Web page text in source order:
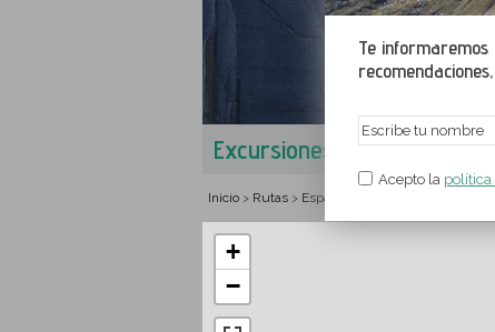
Te informaremos
Acepto la
Excursiones en Monistrol
Inicio > Rutas > España
+
−